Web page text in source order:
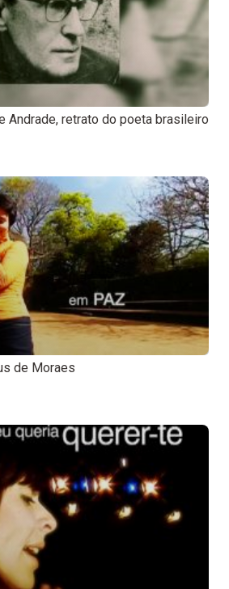
Andrade, retrato do poeta brasileiro
de Moraes